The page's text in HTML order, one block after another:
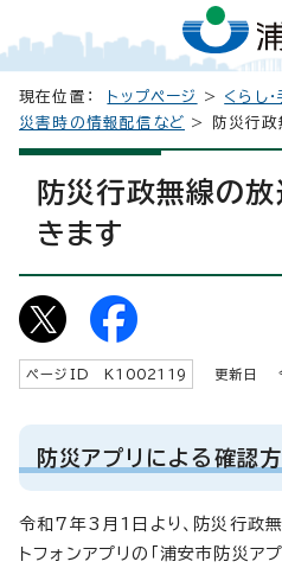
現在位置： トップページ > くらし
災害時の情報配信など > 防災行政
防災行政無線の
きます
ページID K 1002119 更新日
防災アプリによる確認
令和7年3月1日より、防災行政
トフォンアプリの「浦安市防災ア